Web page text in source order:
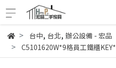
台中, 台北, 辦公設備 - 宏品
C5101620W*9格員工鐵櫃KEY*